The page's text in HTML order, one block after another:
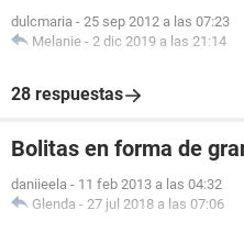
dulcmaria - 25 sep 2012 a las 07:23
Melanie - 2 dic 2019 a las 21:14
28 respuestas
Bolitas en forma de
daniieela - 11 feb 2013 a las 04:32
Glenda - 27 jul 2018 a las 07:06